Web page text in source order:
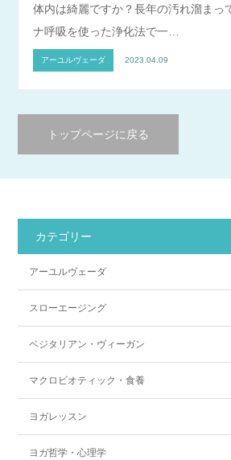
体内は綺麗ですか？長年の汚れ溜まっ
ナ呼吸を使った浄化法で一…
アーユルヴェーダ 2023.04.09
トップページに戻る
カテゴリー
アーユルヴェーダ
スローエージング
ベジタリアン・ヴィーガン
マクロビオティック・食養
ヨガレッスン
ヨガ哲学・心理学